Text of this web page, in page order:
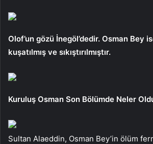
Olof’un gözü İnegöl’dedir. Osman Bey
kuşatılmış ve sıkıştırılmıştır.
Kuruluş Osman Son Bölümde Neler
Sultan Alaeddin, Osman Bey’in ölüm